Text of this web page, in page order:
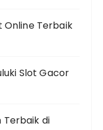
Online Terbaik
Slot Gacor
Terbaik di